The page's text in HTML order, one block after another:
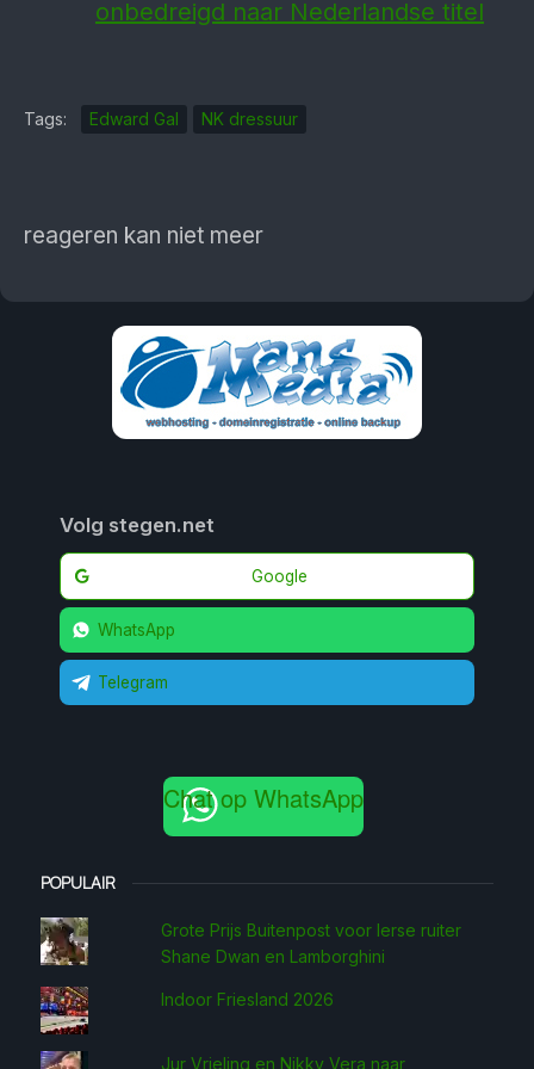
onbedreigd naar Nederlandse titel
Tags: Edward Gal NK dressuur
reageren kan niet meer
Volg stegen.net
Google
WhatsApp
Telegram
Chat op WhatsApp
POPULAIR
Grote Prijs Buitenpost voor Ierse ruiter
Shane Dwan en Lamborghini
Indoor Friesland 2026
Jur Vrieling en Nikky Vera naar